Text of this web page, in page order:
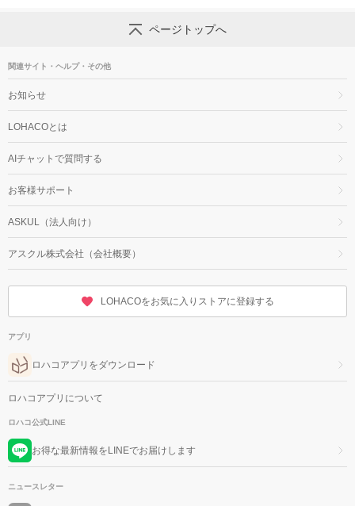
ページトップへ
関連サイト・ヘルプ・その他
お知らせ
LOHACOとは
AIチャットで質問する
お客様サポート
ASKUL（法人向け）
アスクル株式会社（会社概要）
LOHACOをお気に入りストアに登録する
アプリ
ロハコアプリをダウンロード
ロハコアプリについて
ロハコ公式LINE
お得な最新情報をLINEでお届けします
ニュースレター